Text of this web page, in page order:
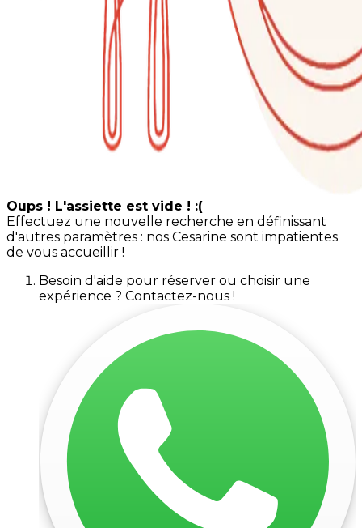
Oups ! L'assiette est vide ! :(
Effectuez une nouvelle recherche en définissant
d'autres paramètres : nos Cesarine sont impatientes
de vous accueillir !
Besoin d'aide pour réserver ou choisir une
expérience ? Contactez-nous !